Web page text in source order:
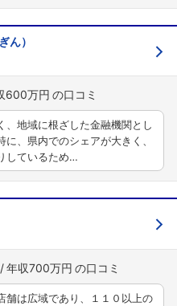
ん）
600万円
、地域に根ざした金融機関とし
、県内でのシェアが大きく、
しているため…
年収700万円
舗は広域であり、１１０以上の